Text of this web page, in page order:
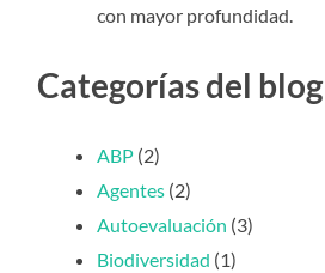
con mayor profundidad.
Categorías del blog
ABP (2)
Agentes (2)
Autoevaluación (3)
Biodiversidad (1)